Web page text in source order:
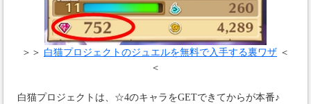
＞＞ 白猫プロジェクトのジュエルを無料で入手する裏ワザ＜
＜
白猫プロジェクトは、☆4のキャラをGETできてからが本番♪